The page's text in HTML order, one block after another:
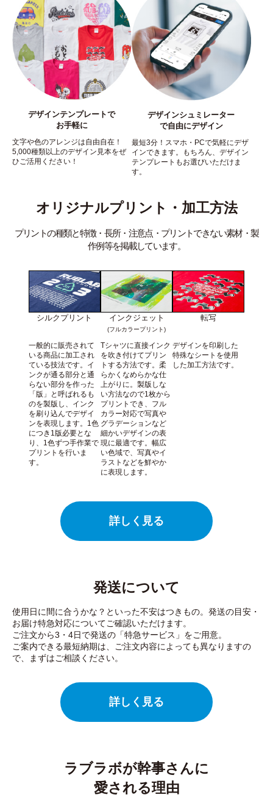
デザインテンプレートで
お手軽に
文字や色のアレンジは自由自在！
5,000種類以上のデザイン見本をぜ
ひご活用ください！
デザインシュミレーター
で自由にデザイン
最短3分！スマホ・PCで気軽にデザ
インできます。もちろん、デザイン
テンプレートもお選びいただけま
す。
オリジナルプリント・加工方法
プリントの種類と特徴・長所・注意点・プリントできない素材・製
作例等を掲載しています。
シルクプリント
一般的に販売されて
いる商品に加工され
ている技法です。イ
ンクが通る部分と通
らない部分を作った
「版」と呼ばれるも
のを製版し、インク
を刷り込んでデザイ
ンを表現します。1色
につき1版必要とな
り、1色ずつ手作業で
プリントを行いま
す。
インクジェット
(フルカラープリント)
Tシャツに直接インク
を吹き付けてプリン
トする方法です。柔
らかくなめらかな仕
上がりに。製版しな
い方法なので1枚から
プリントでき、フル
カラー対応で写真や
グラデーションなど
細かいデザインの表
現に最適です。幅広
い色域で、写真やイ
ラストなどを鮮やか
に表現します。
転写
デザインを印刷した
特殊なシートを使用
した加工方法です。
詳しく見る
発送について
使用日に間に合うかな？といった不安はつきもの。発送の目安・
お届け特急対応についてご確認いただけます。
ご注文から3・4日で発送の「特急サービス」をご用意。
ご案内できる最短納期は、ご注文内容によっても異なりますの
で、まずはご相談ください。
詳しく見る
ラブラボが幹事さんに
愛される理由